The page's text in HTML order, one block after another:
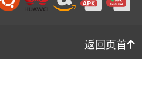
返回页首